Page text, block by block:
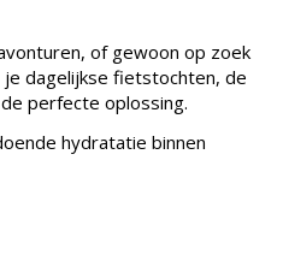
of gewoon op zoek
dagelijkse fietstochten, de
perfecte oplossing.
hydratatie binnen